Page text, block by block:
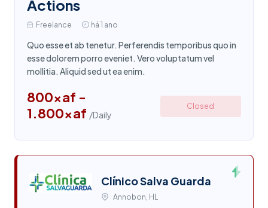
Actions
Freelance há 1 ano
Quo esse et ab tenetur. Perferendis temporibus quo in
esse dolorem porro eveniet. Vero voluptatum vel
mollitia. Aliquid sed ut ea enim.
800xaf -
1.800xaf /Daily
Closed
Clínico Salva Guarda
Annobon, HL